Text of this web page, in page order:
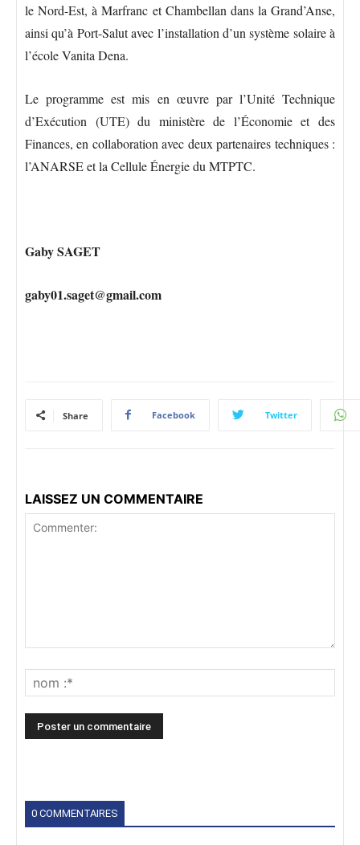
le Nord-Est, à Marfranc et Chambellan dans la Grand’Anse,
ainsi qu’à Port-Salut avec l’installation d’un système solaire à
l’école Vanita Dena.
Le programme est mis en œuvre par l’Unité Technique
d’Exécution (UTE) du ministère de l’Économie et des
Finances, en collaboration avec deux partenaires techniques :
l’ANARSE et la Cellule Énergie du MTPTC.
Gaby SAGET
gaby01.saget@gmail.com
Share Facebook Twitter
LAISSEZ UN COMMENTAIRE
0 COMMENTAIRES